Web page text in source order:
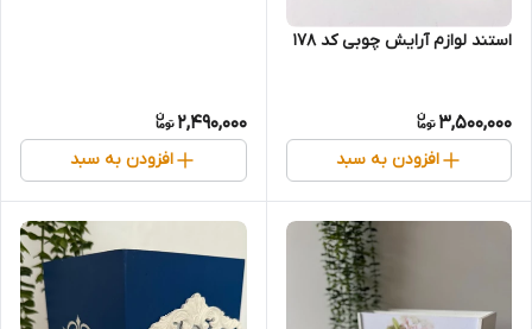
استند لوازم آرایش چوبی کد 178
3,500,000
افزودن به سبد
2,490,000
افزودن به سبد